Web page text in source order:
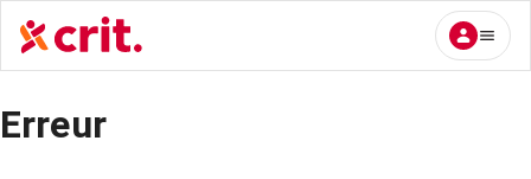
Erreur